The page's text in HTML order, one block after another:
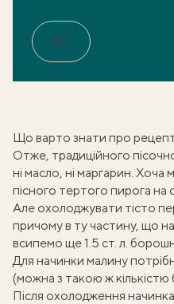
Назад
Що варто знати про
Отже, традиційного
ні масло, ні маргарин.
пісного тертого пирога на
Але охолоджувати тісто
причому в ту частину, що
всипемо ще 1.5 ст. л.
Для начинки малину
(можна з такою ж
Після охолодження начинка